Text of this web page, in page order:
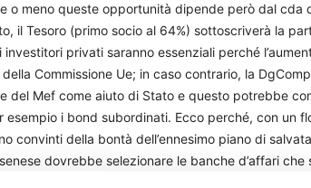
o meno queste opportunità dipende però dal cda
il Tesoro (primo socio al 64%) sottoscriverà la
privati saranno essenziali perché
Commissione Ue; in caso contrario, la
del Mef come aiuto di Stato e questo potrebbe
esempio i bond subordinati. Ecco perché, con un
convinti della bontà dell’ennesimo piano di
dovrebbe selezionare le banche d’affari che
da questo giornale, potrebbero essere